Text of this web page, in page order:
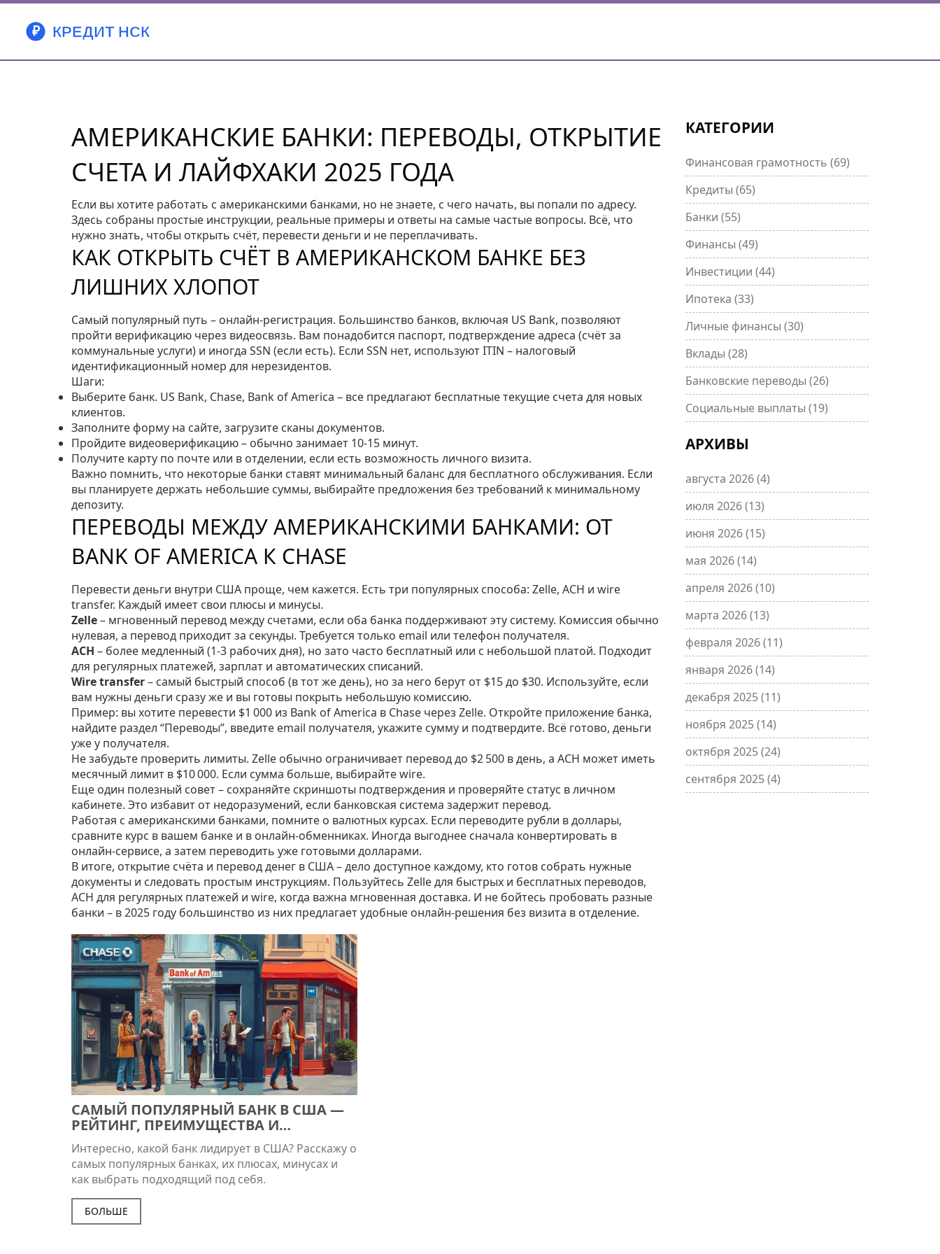
АМЕРИКАНСКИЕ БАНКИ: ПЕРЕВОДЫ, ОТКРЫТИЕ
СЧЕТА И ЛАЙФХАКИ 2025 ГОДА
Если вы хотите работать с американскими банками, но не знаете, с чего начать, вы попали по адресу.
Здесь собраны простые инструкции, реальные примеры и ответы на самые частые вопросы. Всё, что
нужно знать, чтобы открыть счёт, перевести деньги и не переплачивать.
КАК ОТКРЫТЬ СЧЁТ В АМЕРИКАНСКОМ БАНКЕ БЕЗ
ЛИШНИХ ХЛОПОТ
Самый популярный путь – онлайн‑регистрация. Большинство банков, включая US Bank, позволяют
пройти верификацию через видеосвязь. Вам понадобится паспорт, подтверждение адреса (счёт за
коммунальные услуги) и иногда SSN (если есть). Если SSN нет, используют ITIN – налоговый
идентификационный номер для нерезидентов.
Шаги:
Выберите банк. US Bank, Chase, Bank of America – все предлагают бесплатные текущие счета для новых
клиентов.
Заполните форму на сайте, загрузите сканы документов.
Пройдите видеоверификацию – обычно занимает 10‑15 минут.
Получите карту по почте или в отделении, если есть возможность личного визита.
Важно помнить, что некоторые банки ставят минимальный баланс для бесплатного обслуживания. Если
вы планируете держать небольшие суммы, выбирайте предложения без требований к минимальному
депозиту.
ПЕРЕВОДЫ МЕЖДУ АМЕРИКАНСКИМИ БАНКАМИ: ОТ
BANK OF AMERICA К CHASE
Перевести деньги внутри США проще, чем кажется. Есть три популярных способа: Zelle, ACH и wire
transfer. Каждый имеет свои плюсы и минусы.
Zelle– мгновенный перевод между счетами, если оба банка поддерживают эту систему. Комиссия обычно
нулевая, а перевод приходит за секунды. Требуется только email или телефон получателя.
ACH – более медленный (1‑3 рабочих дня), но зато часто бесплатный или с небольшой платой. Подходит
для регулярных платежей, зарплат и автоматических списаний.
Wire transfer– самый быстрый способ (в тот же день), но за него берут от $15 до $30. Используйте, если
вам нужны деньги сразу же и вы готовы покрыть небольшую комиссию.
Пример: вы хотите перевести $1 000 из Bank of America в Chase через Zelle. Откройте приложение банка,
найдите раздел “Переводы”, введите email получателя, укажите сумму и подтвердите. Всё готово, деньги
уже у получателя.
Не забудьте проверить лимиты. Zelle обычно ограничивает перевод до $2 500 в день, а ACH может иметь
месячный лимит в $10 000. Если сумма больше, выбирайте wire.
Еще один полезный совет – сохраняйте скриншоты подтверждения и проверяйте статус в личном
кабинете. Это избавит от недоразумений, если банковская система задержит перевод.
Работая с американскими банками, помните о валютных курсах. Если переводите рубли в доллары,
сравните курс в вашем банке и в онлайн‑обменниках. Иногда выгоднее сначала конвертировать в
онлайн‑сервисе, а затем переводить уже готовыми долларами.
В итоге, открытие счёта и перевод денег в США – дело доступное каждому, кто готов собрать нужные
документы и следовать простым инструкциям. Пользуйтесь Zelle для быстрых и бесплатных переводов,
ACH для регулярных платежей и wire, когда важна мгновенная доставка. И не бойтесь пробовать разные
банки – в 2025 году большинство из них предлагает удобные онлайн‑решения без визита в отделение.
САМЫЙ ПОПУЛЯРНЫЙ БАНК В США —
РЕЙТИНГ, ПРЕИМУЩЕСТВА И
ПОДВОДНЫЕ КАМНИ
Интересно, какой банк лидирует в США? Расскажу о
самых популярных банках, их плюсах, минусах и
как выбрать подходящий под себя.
БОЛЬШЕ
КАТЕГОРИИ
Финансовая грамотность (69)
Кредиты (65)
Банки (55)
Финансы (49)
Инвестиции (44)
Ипотека (33)
Личные финансы (30)
Вклады (28)
Банковские переводы (26)
Социальные выплаты (19)
АРХИВЫ
августа 2026(4)
июля 2026(13)
июня 2026(15)
мая 2026(14)
апреля 2026(10)
марта 2026(13)
февраля 2026(11)
января 2026(14)
декабря 2025(11)
ноября 2025(14)
октября 2025(24)
сентября 2025(4)